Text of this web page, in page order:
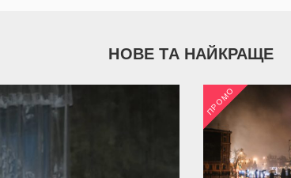
НОВЕ ТА НАЙКРАЩЕ
ПРОМО 2 035